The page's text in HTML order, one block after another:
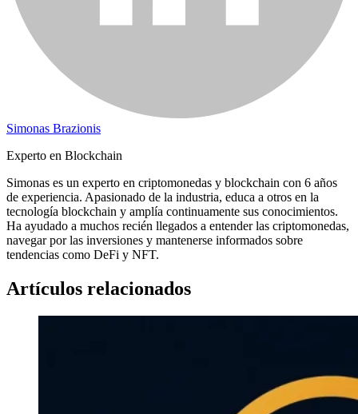
Simonas Brazionis
Experto en Blockchain
Simonas es un experto en criptomonedas y blockchain con 6 años
de experiencia. Apasionado de la industria, educa a otros en la
tecnología blockchain y amplía continuamente sus conocimientos.
Ha ayudado a muchos recién llegados a entender las criptomonedas,
navegar por las inversiones y mantenerse informados sobre
tendencias como DeFi y NFT.
Artículos relacionados